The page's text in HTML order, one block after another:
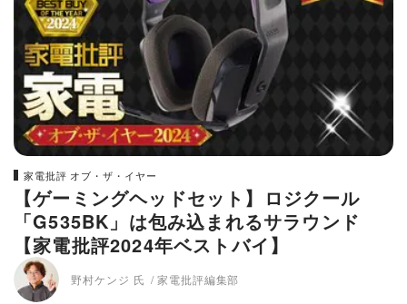
家電批評 オブ・ザ・イヤー
【ゲーミングヘッドセット】ロジクール
「‎G535BK」は包み込まれるサラウンド
【家電批評2024年ベストバイ】
野村ケンジ 氏 家電批評編集部